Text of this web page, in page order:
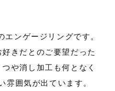
ンゲージリングです。
きだとのご要望だった
や消し加工も何となく
雰囲気が出ています。